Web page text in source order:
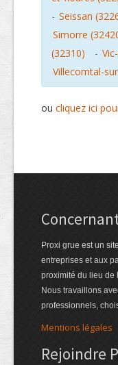
- Seissan
Simorre
(32310)
-
Villecomtal-
ou cliquez ici
Proxi grue est un
entreprises et aux
proximité du lieu de
Nous travaillons
professionnels,
Mentions légales
Rejoindre